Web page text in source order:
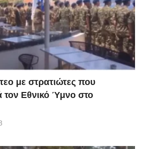
με στρατιώτες που
τον Εθνικό Ύμνο στο